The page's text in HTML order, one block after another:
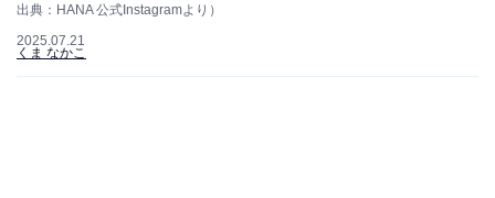
出典：HANA 公式Instagramより）
2025.07.21
くま なかこ